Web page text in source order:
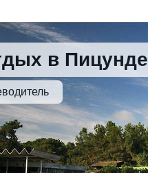
в Пицунде